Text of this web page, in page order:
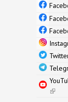
(link